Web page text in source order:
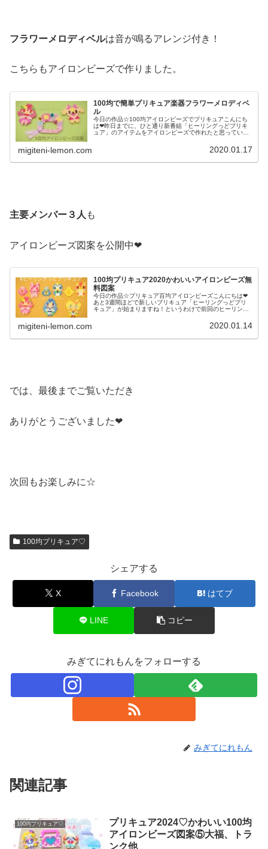
フラワーメロディベルは音が鳴るアレンジ付き！
こちらもアイロンビーズで作りました。
100均で簡単プリキュア楽器フラワーメロディベ
ル
今日の作品☆100均アイロンビーズでプリキュアこんにち
は❤昨日までに、ひと通り新番組「ヒーリングっどプリキ
ュア」のアイテムをアイロンビーズで作れたと思っていま
migiteni-lemon.com 2020.01.17
主要メンバー３人 も
アイロンビーズ図案を公開中❤
100均プリキュア2020かわいいアイロンビーズ無
料図案
今日の作品☆プリキュア百均アイロンビーズこんにちは❤
あと3週間ほどで新しいプリキュア「ヒーリングっどプリ
キュア」が始まりますね！というわけで前回のヒーリング
migiteni-lemon.com 2020.01.14
では、最後までご覧いただき
ありがとうございました❤
次回もお楽しみに☆
100均プリキュア♡
シェアする
X Facebook はてブ
LINE コピー
みぎてにれもんをフォローする
みぎてにれもん
関連記事
100均プリキュア♡
プリキュア2024♡かわいい100均
アイロンビーズ図案⑤大福、トラ
ンク他